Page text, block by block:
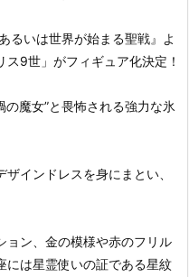
るいは世界が始まる聖戦』よ
9世」がフィギュア化決定！
魔女”と畏怖される強力な氷
インドレスを身にまとい、
ョン、金の模様や赤のフリル
には星霊使いの証である星紋